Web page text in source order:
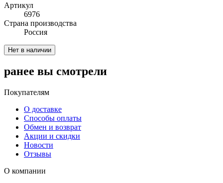
Артикул
6976
Cтрана производства
Россия
Нет в наличии
ранее вы смотрели
Покупателям
О доставке
Способы оплаты
Обмен и возврат
Акции и скидки
Новости
Отзывы
О компании